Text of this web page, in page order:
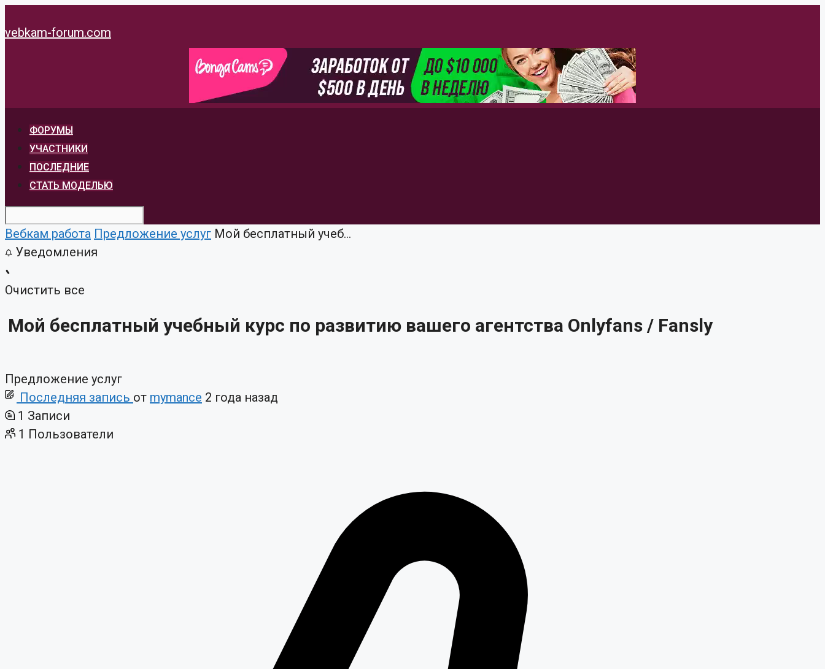
к
vebkam-forum.com
ФОРУМЫ
УЧАСТНИКИ
ПОСЛЕДНИЕ
СТАТЬ МОДЕЛЬЮ
Вебкам работа Предложение услуг Мой бесплатный учеб...
Уведомления
Очистить все
Мой бесплатный учебный курс по развитию вашего агентства Onlyfans / Fansly
Предложение услуг
Последняя запись от mymance 2 года назад
1 Записи
1 Пользователи